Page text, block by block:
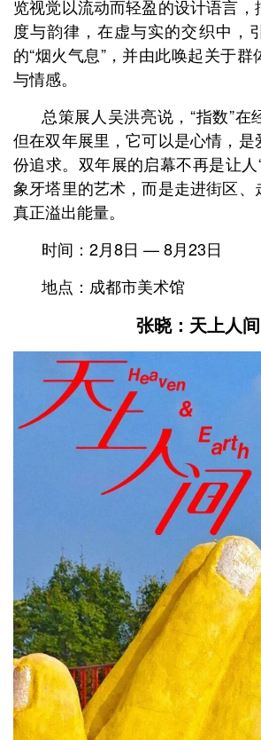
览视觉以流动而轻盈的设计语言，
度与韵律，在虚与实的交织中，
的“烟火气息”，并由此唤起关于
与情感。
总策展人吴洪亮说，“指数”在
但在双年展里，它可以是心情，是
份追求。双年展的启幕不再是让人
象牙塔里的艺术，而是走进街区
真正溢出能量。
时间：2月8日 — 8月23日
地点：成都市美术馆
张晓：天上人间